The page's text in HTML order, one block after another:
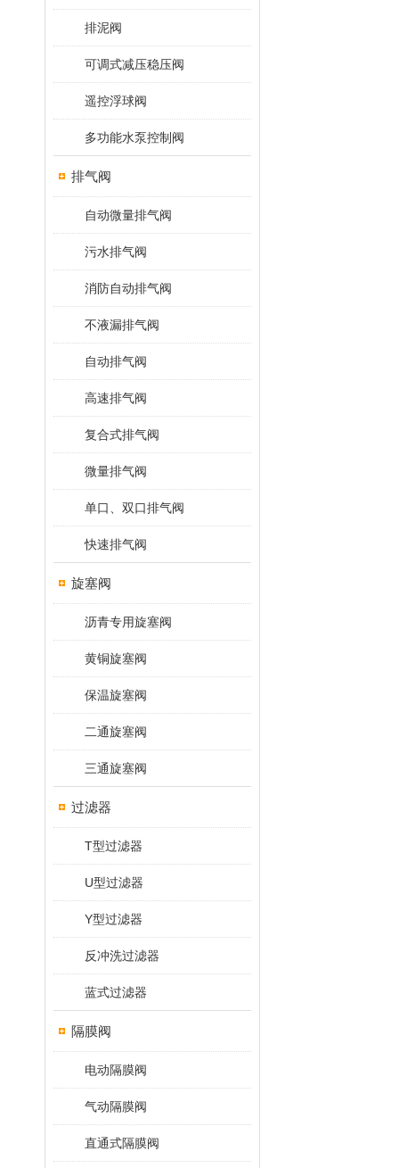
排泥阀
可调式减压稳压阀
遥控浮球阀
多功能水泵控制阀
排气阀
自动微量排气阀
污水排气阀
消防自动排气阀
不液漏排气阀
自动排气阀
高速排气阀
复合式排气阀
微量排气阀
单口、双口排气阀
快速排气阀
旋塞阀
沥青专用旋塞阀
黄铜旋塞阀
保温旋塞阀
二通旋塞阀
三通旋塞阀
过滤器
T型过滤器
U型过滤器
Y型过滤器
反冲洗过滤器
蓝式过滤器
隔膜阀
电动隔膜阀
气动隔膜阀
直通式隔膜阀